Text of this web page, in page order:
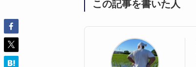
この記事を書いた人